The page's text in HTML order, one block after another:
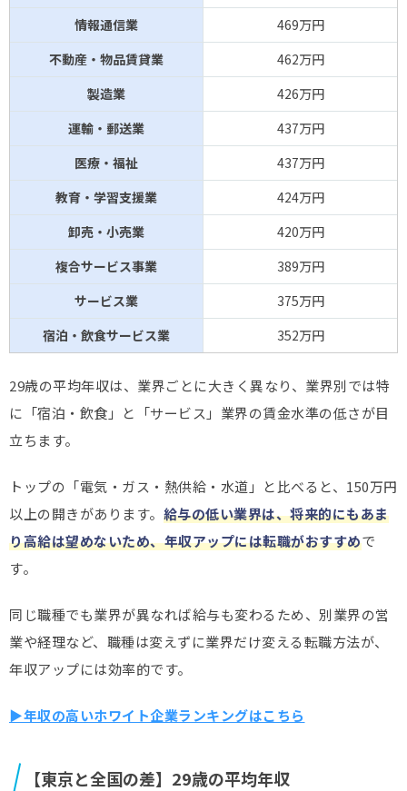
情報通信業
469万円
不動産・物品賃貸業
462万円
製造業
426万円
運輸・郵送業
437万円
医療・福祉
437万円
教育・学習支援業
424万円
卸売・小売業
420万円
複合サービス事業
389万円
サービス業
375万円
宿泊・飲食サービス業
352万円
29歳の平均年収は、業界ごとに大きく異なり、業界別では特
に「宿泊・飲食」と「サービス」業界の賃金水準の低さが目
立ちます。
トップの「電気・ガス・熱供給・水道」と比べると、150万円
以上の開きがあります。 給与の低い業界は、将来的にもあま
り高給は望めないため、年収アップには転職がおすすめで
す。
同じ職種でも業界が異なれば給与も変わるため、別業界の営
業や経理など、職種は変えずに業界だけ変える転職方法が、
年収アップには効率的です。
▶年収の高いホワイト企業ランキングはこちら
【東京と全国の差】29歳の平均年収​